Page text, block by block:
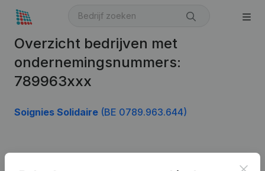
Overzicht bedrijven met
ondernemingsnummers:
789963xxx
Soignies Solidaire (BE 0789.963.644)